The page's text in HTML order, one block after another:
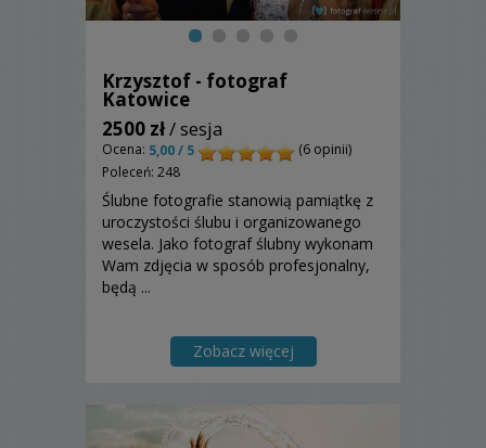
Krzysztof - fotograf
Katowice
2500 zł/ sesja
Ocena: 5,00 / 5
(6 opinii)
Poleceń: 248
Ślubne fotografie stanowią pamiątkę z
uroczystości ślubu i organizowanego
wesela. Jako fotograf ślubny wykonam
Wam zdjęcia w sposób profesjonalny,
będą ...
Zobacz więcej